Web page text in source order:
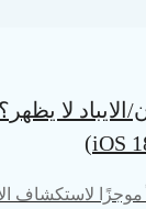
لا
موجزًا لاستكشاف